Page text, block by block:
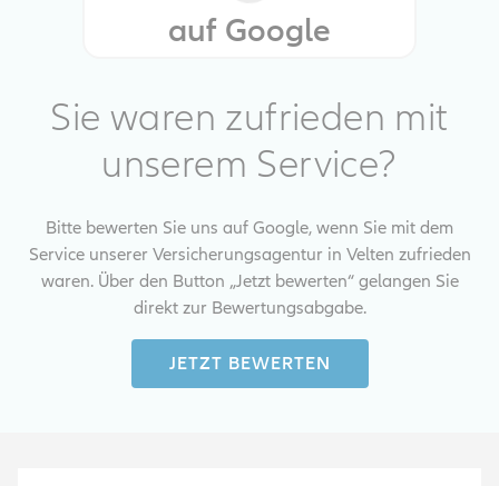
auf Google
Sie waren zufrieden mit
unserem Service?
Bitte bewerten Sie uns auf Google, wenn Sie mit dem
Service unserer Versicherungsagentur in Velten zufrieden
waren. Über den Button „Jetzt bewerten“ gelangen Sie
direkt zur Bewertungsabgabe.
JETZT BEWERTEN